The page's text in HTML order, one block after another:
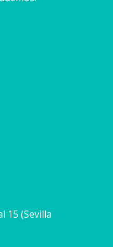
15 (Sevilla